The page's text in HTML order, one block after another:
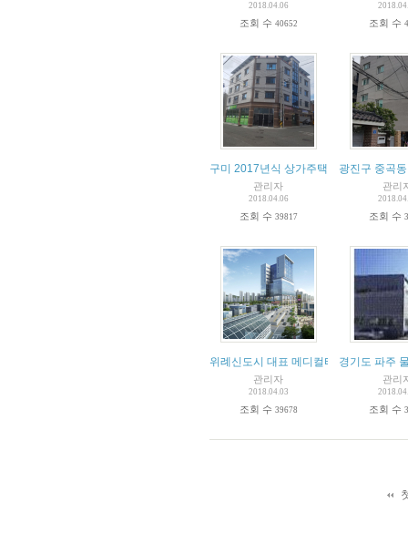
2018.04.06
조회 수 40652 조회 수
구미 2017년식 상가주택 급매물!!!
관리자
2018.04.06
조회 수 39817
광진구 중곡
관리
조회 수
위례신도시 대표 메디컬타워
관리자
2018.04.03
조회 수 39678
경기도 파주
관리
조회 수